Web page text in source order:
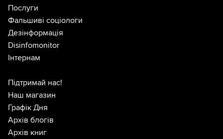
Послуги
Фальшиві соціологи
Дезінформація
Disinfomonitor
Інтернам
Підтримай нас!
Наш магазин
Графік Дня
Архів блогів
Архів книг